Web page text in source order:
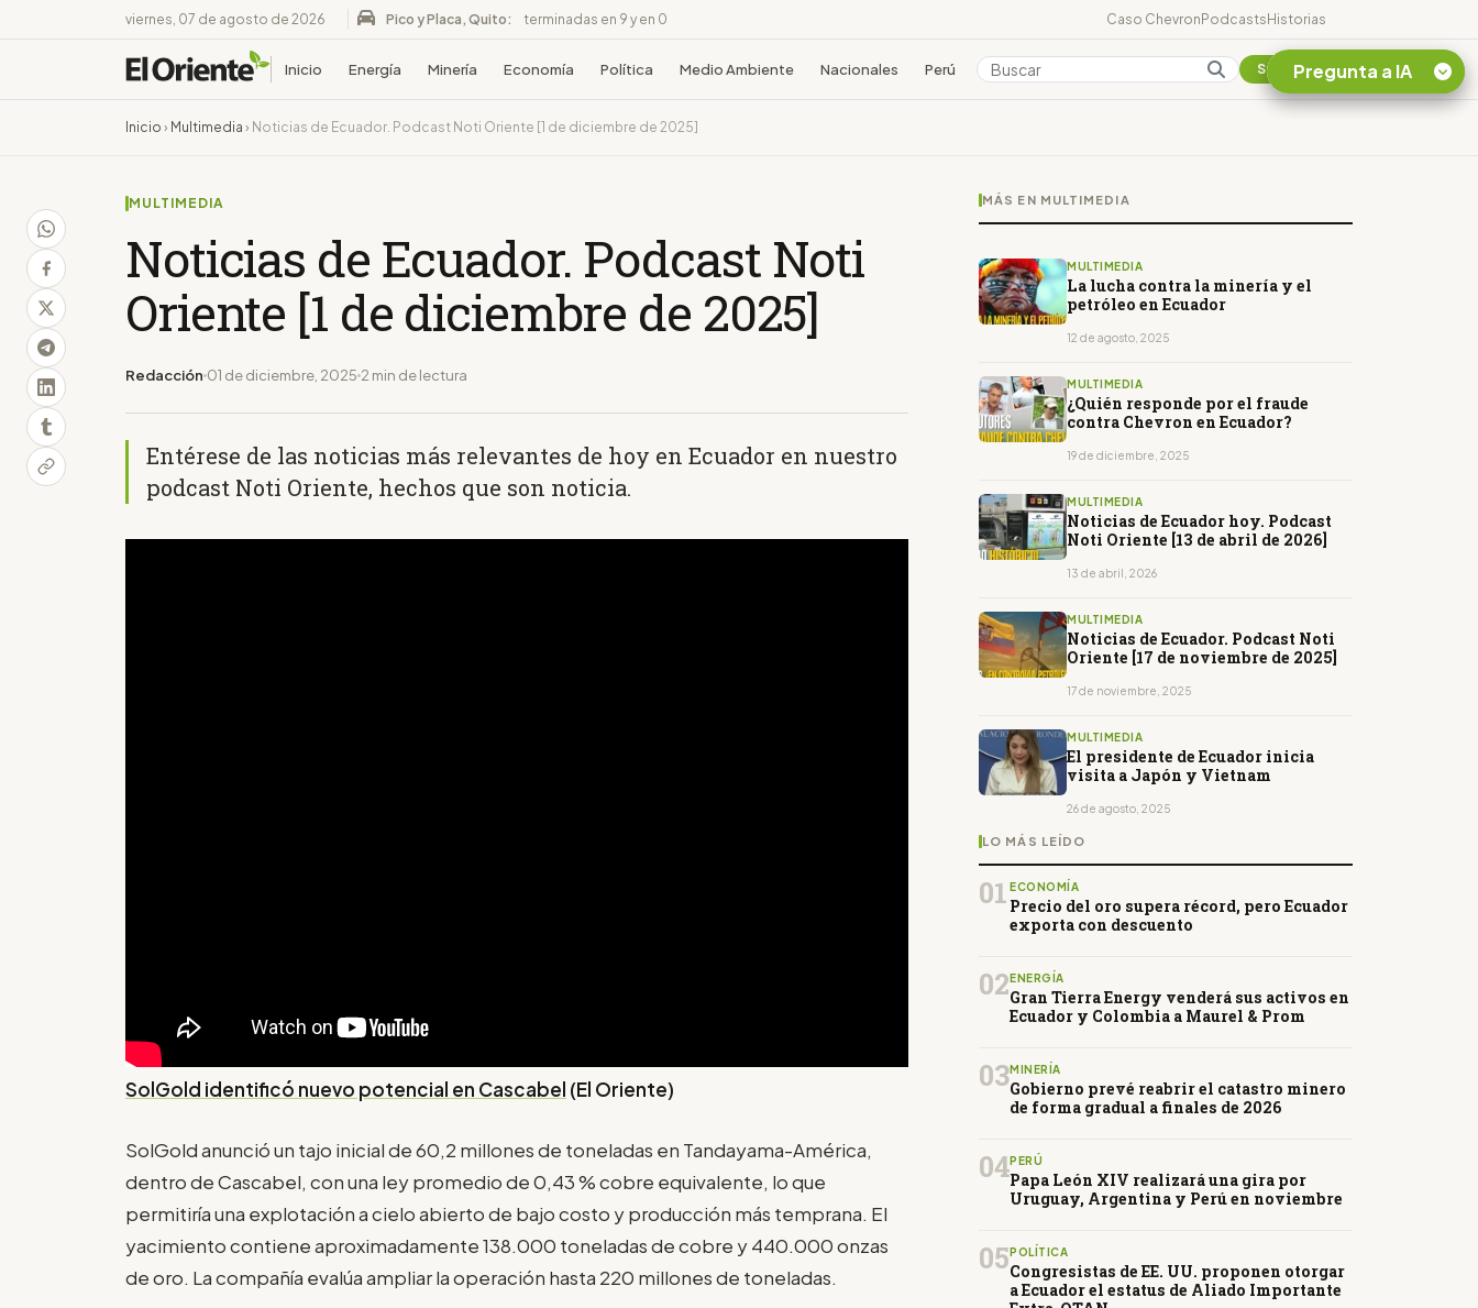
viernes, 07 de agosto de 2026 Pico y Placa, Quito: terminadas en 9 y en 0 Caso ChevronPodcastsHistorias
Inicio Energía Minería Economía Política Medio Ambiente Nacionales Perú Colombia Suscribirse
Inicio › Multimedia › Noticias de Ecuador. Podcast Noti Oriente [1 de diciembre de 2025]
MULTIMEDIA
Noticias de Ecuador. Podcast Noti
Oriente [1 de diciembre de 2025]
Redacción 01 de diciembre, 2025 2 min de lectura
Entérese de las noticias más relevantes de hoy en Ecuador en nuestro
podcast Noti Oriente, hechos que son noticia.
SolGold identificó nuevo potencial en Cascabel (El Oriente)
SolGold anunció un tajo inicial de 60,2 millones de toneladas en Tandayama-América,
dentro de Cascabel, con una ley promedio de 0,43 % cobre equivalente, lo que
permitiría una explotación a cielo abierto de bajo costo y producción más temprana. El
yacimiento contiene aproximadamente 138.000 toneladas de cobre y 440.000 onzas
de oro. La compañía evalúa ampliar la operación hasta 220 millones de toneladas.
MÁS EN MULTIMEDIA
MULTIMEDIA
La lucha contra la minería y el
petróleo en Ecuador
12 de agosto, 2025
MULTIMEDIA
¿Quién responde por el fraude
contra Chevron en Ecuador?
19 de diciembre, 2025
MULTIMEDIA
Noticias de Ecuador hoy. Podcast
Noti Oriente [13 de abril de 2026]
13 de abril, 2026
MULTIMEDIA
Noticias de Ecuador. Podcast Noti
Oriente [17 de noviembre de 2025]
17 de noviembre, 2025
MULTIMEDIA
El presidente de Ecuador inicia
visita a Japón y Vietnam
26 de agosto, 2025
LO MÁS LEÍDO
01 ECONOMÍA
Precio del oro supera récord, pero Ecuador
exporta con descuento
02 ENERGÍA
Gran Tierra Energy venderá sus activos en
Ecuador y Colombia a Maurel & Prom
03MINERÍA
Gobierno prevé reabrir el catastro minero
de forma gradual a finales de 2026
04PERÚ
Papa León XIV realizará una gira por
Uruguay, Argentina y Perú en noviembre
05 POLÍTICA
Congresistas de EE. UU. proponen otorgar
a Ecuador el estatus de Aliado Importante
Pregunta a IA